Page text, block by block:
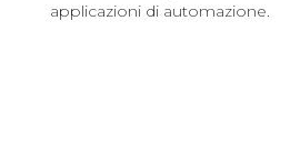
applicazioni di automazione.